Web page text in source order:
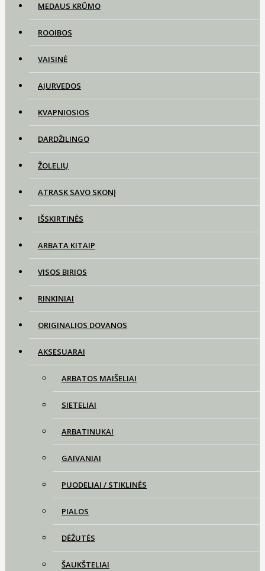
MEDAUS KRŪMO
ROOIBOS
VAISINĖ
AJURVEDOS
KVAPNIOSIOS
DARDŽILINGO
ŽOLELIŲ
ATRASK SAVO SKONĮ
IŠSKIRTINĖS
ARBATA KITAIP
VISOS BIRIOS
RINKINIAI
ORIGINALIOS DOVANOS
AKSESUARAI
ARBATOS MAIŠELIAI
SIETELIAI
ARBATINUKAI
GAIVANIAI
PUODELIAI / STIKLINĖS
PIALOS
DĖŽUTĖS
ŠAUKŠTELIAI